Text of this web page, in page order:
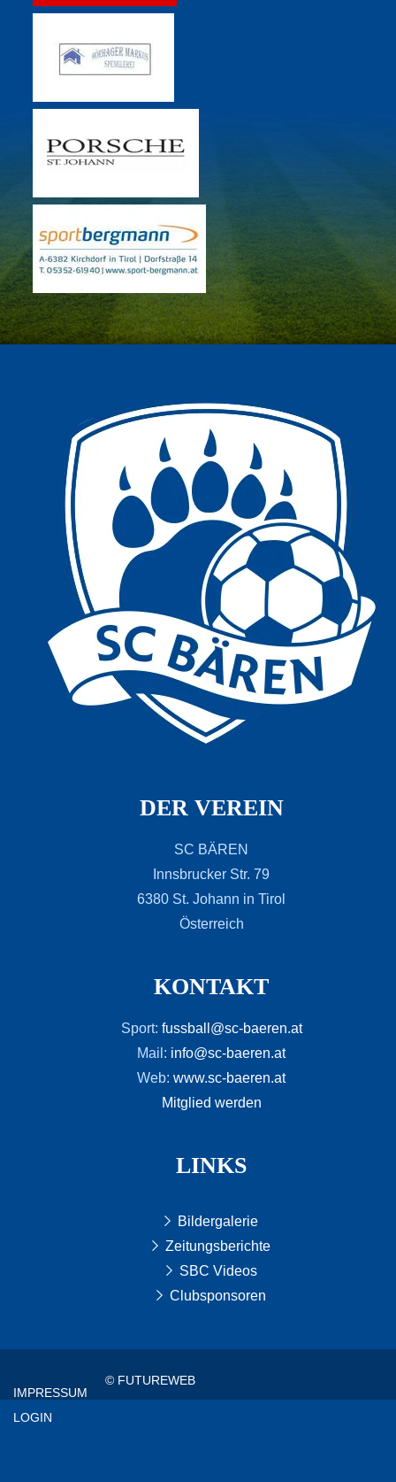
DER VEREIN
SC BÄREN
Innsbrucker Str. 79
6380 St. Johann in Tirol
Österreich
KONTAKT
Sport: fussball@sc-baeren.at
Mail: info@sc-baeren.at
Web: www.sc-baeren.at
Mitglied werden
LINKS
Bildergalerie
Zeitungsberichte
SBC Videos
Clubsponsoren
IMPRESSUM
LOGIN
© FUTUREWEB